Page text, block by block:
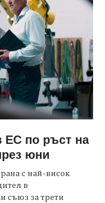
ЕС по ръст на
юни
с най-висок
в
съюз за трети